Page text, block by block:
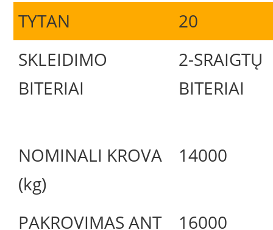
TYTAN
20
SKLEIDIMO
BITERIAI
2-SRAIGTŲ
BITERIAI
NOMINALI KROVA
(kg)
14000
PAKROVIMAS ANT 16000